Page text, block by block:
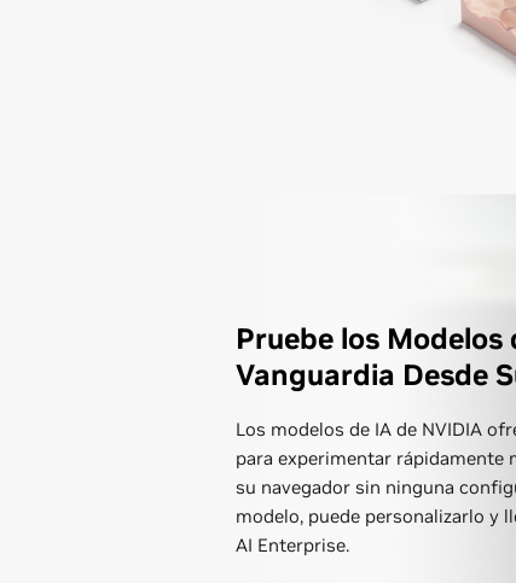
Pruebe los
Vanguardia Desde
Los modelos de IA de NVIDIA
para experimentar rápidamente
su navegador sin ninguna
modelo, puede personalizarlo y
AI Enterprise.